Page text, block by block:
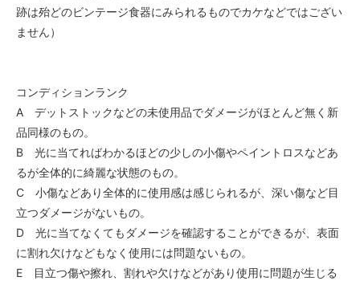
跡は殆どのビンテージ食器にみられるものでカケなどではござい
ません）
コンディションランク
A デットストックなどの未使用品でダメージがほとんど無く新
品同様のもの。
B 光に当てればわかるほどの少しの小傷やペイントロスなどあ
るが全体的に綺麗な状態のもの。
C 小傷などあり全体的に使用感は感じられるが、深い傷など目
立つダメージがないもの。
D 光に当てなくてもダメージを確認することができるが、表面
に割れ欠けなどもなく使用には問題ないもの。
E 目立つ傷や擦れ、割れや欠けなどがあり使用に問題が生じる